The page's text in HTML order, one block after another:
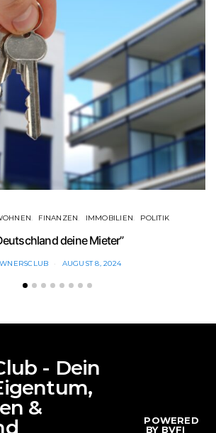
FINANZEN IMMOBILIEN POLITIK
deine Mieter”
AUGUST 8, 2024
- Dein
&
POWERED
BY BVFI